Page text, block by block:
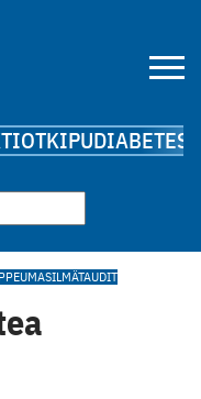
KIPUDIABETES
SILMÄTAUDIT